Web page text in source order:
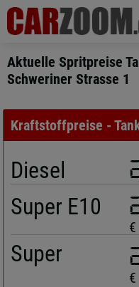
Aktuelle Spritpreise
Schweriner Strasse 1
Kraftstoffpreise -
Diesel
Super E10
€
Super
€